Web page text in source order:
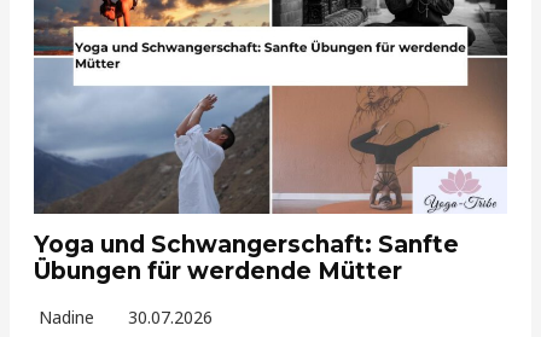
Yoga und Schwangerschaft: Sanfte
Übungen für werdende Mütter
Nadine 30.07.2026